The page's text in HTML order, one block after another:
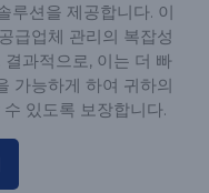
루션을 제공합니다. 이
급업체 관리의 복잡성
과적으로, 이는 더 빠
가능하게 하여 귀하의
있도록 보장합니다.